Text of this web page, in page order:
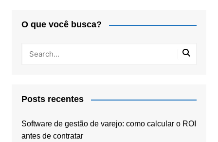
O que você busca?
Posts recentes
Software de gestão de varejo: como calcular o ROI
antes de contratar